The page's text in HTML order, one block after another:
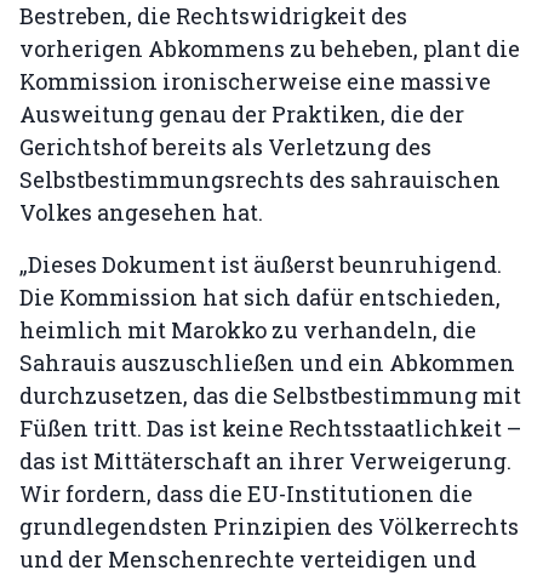
Bestreben, die Rechtswidrigkeit des
vorherigen Abkommens zu beheben, plant die
Kommission ironischerweise eine massive
Ausweitung genau der Praktiken, die der
Gerichtshof bereits als Verletzung des
Selbstbestimmungsrechts des sahrauischen
Volkes angesehen hat.
„Dieses Dokument ist äußerst beunruhigend.
Die Kommission hat sich dafür entschieden,
heimlich mit Marokko zu verhandeln, die
Sahrauis auszuschließen und ein Abkommen
durchzusetzen, das die Selbstbestimmung mit
Füßen tritt. Das ist keine Rechtsstaatlichkeit –
das ist Mittäterschaft an ihrer Verweigerung.
Wir fordern, dass die EU-Institutionen die
grundlegendsten Prinzipien des Völkerrechts
und der Menschenrechte verteidigen und